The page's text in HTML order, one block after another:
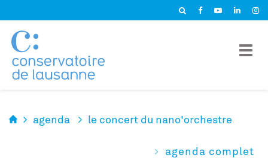
agenda le concert du nano'orchestre
agenda complet